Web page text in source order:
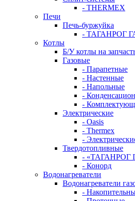
- THERMEX
Печи
Печь-буржуйка
- ТАГАНРОГ
Котлы
Б/У котлы на
Газовые
- Парапетные
- Настенные
- Напольные
-
-
Электрические
- Oasis
- Thermex
-
Твердотопливные
- «ТАГАНРОГ
- Конорд
Водонагреватели
Водонагреватели
-